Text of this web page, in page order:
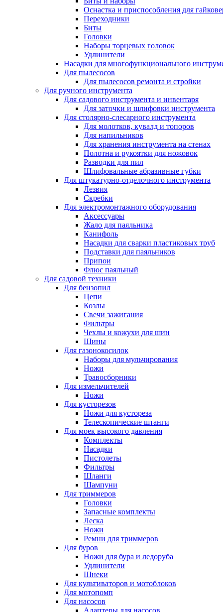
Оснастка и приспособления для
Переходники
Биты
Головки
Наборы торцевых головок
Удлинители
Насадки для многофункционального
Для пылесосов
Для пылесосов ремонта и стройки
Для ручного инструмента
Для садового инструмента и инвентаря
Для заточки и шлифовки инструмента
Для столярно-слесарного инструмента
Для молотков, кувалд и топоров
Для напильников
Для хранения инструмента на стенах
Полотна и рукоятки для ножовок
Разводки для пил
Шлифовальные абразивные губки
Для штукатурно-отделочного инструмента
Лезвия
Скребки
Для электромонтажного оборудования
Аксессуары
Жало для паяльника
Канифоль
Насадки для сварки пластиковых труб
Подставки для паяльников
Припои
Флюс паяльный
Для садовой техники
Для бензопил
Цепи
Козлы
Свечи зажигания
Фильтры
Чехлы и кожухи для шин
Шины
Для газонокосилок
Наборы для мульчирования
Ножи
Травосборники
Для измельчителей
Ножи
Для кусторезов
Ножи для кустореза
Телескопические штанги
Для моек высокого давления
Комплекты
Насадки
Пистолеты
Фильтры
Шланги
Шампуни
Для триммеров
Головки
Запасные комплекты
Леска
Ножи
Ремни для триммеров
Для буров
Ножи для бура и ледоруба
Удлинители
Шнеки
Для культиваторов и мотоблоков
Для мотопомп
Для насосов
Адаптеры для насосов